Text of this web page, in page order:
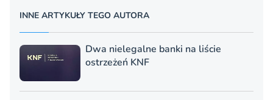
INNE ARTYKUŁY TEGO AUTORA
Dwa nielegalne banki na liście
ostrzeżeń KNF